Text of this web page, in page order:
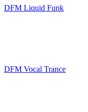
DFM Liquid Funk
DFM Vocal Trance